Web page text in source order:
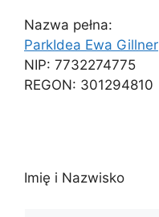
Nazwa pełna:
ParkIdea Ewa Gillner
NIP: 7732274775
REGON: 301294810
Imię i Nazwisko